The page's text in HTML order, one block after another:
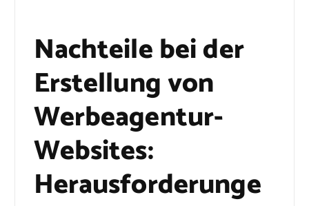
Nachteile bei der
Erstellung von
Werbeagentur-
Websites:
Herausforderunge